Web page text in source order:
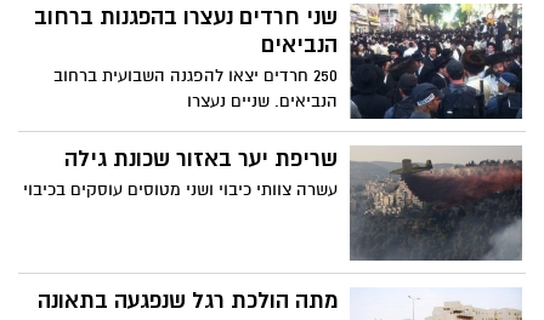
חולצו ידיו מהאזיקים
שני חרדים נעצרו בהפגנות ברחוב
הנביאים
250 חרדים יצאו להפגנה השבועית ברחוב
הנביאים. שניים נעצרו
שריפת יער באזור שכונת גילה
עשרה צוותי כיבוי ושני מטוסים עוסקים בכיבוי
מתה הולכת רגל שנפגעה בתאונה